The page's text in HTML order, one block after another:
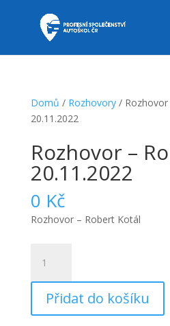
Domů / Rozhovory/ Rozhovor
20.11.2022
Rozhovor –
20.11.2022
0 Kč
Rozhovor – Robert Kotál
Robert
Kotál
20.11.2022
Přidat do košíku